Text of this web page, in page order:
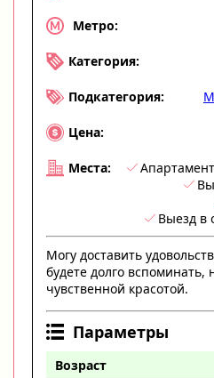
Метро:
Категория:
Подкатегория:
Цена:
Места:
Выезд в
Могу доставить
будете долго вспоминать,
чувственной красотой.
Параметры
Возраст